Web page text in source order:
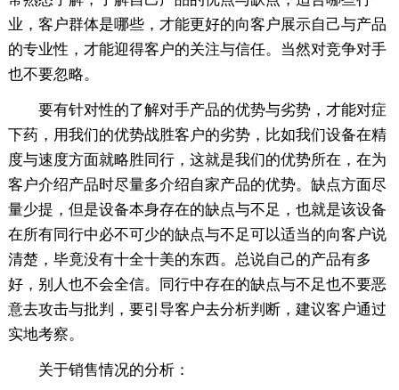
业，客户群体是哪些，才能更好的向客户展示自己与产品
的专业性，才能迎得客户的关注与信任。当然对竞争对手
也不要忽略。
要有针对性的了解对手产品的优势与劣势，才能对症
下药，用我们的优势战胜客户的劣势，比如我们设备在精
度与速度方面就略胜同行，这就是我们的优势所在，在为
客户介绍产品时尽量多介绍自家产品的优势。缺点方面尽
量少提，但是设备本身存在的缺点与不足，也就是该设备
在所有同行中必不可少的缺点与不足可以适当的向客户说
清楚，毕竟没有十全十美的东西。总说自己的产品有多
好，别人也不会全信。同行中存在的缺点与不足也不要恶
意去攻击与批判，要引导客户去分析判断，建议客户通过
实地考察。
关于销售情况的分析：